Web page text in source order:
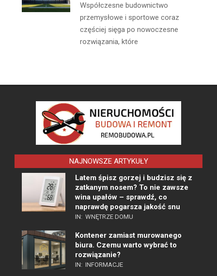
Współczesne budownictwo
przemysłowe i sportowe coraz
częściej sięga po nowoczesne
rozwiązania, które
NAJNOWSZE ARTYKUŁY
Latem śpisz gorzej i budzisz się z
zatkanym nosem? To nie zawsze
wina upałów – sprawdź, co
naprawdę pogarsza jakość snu
IN: WNĘTRZE DOMU
Kontener zamiast murowanego
biura. Czemu warto wybrać to
rozwiązanie?
IN: INFORMACJE